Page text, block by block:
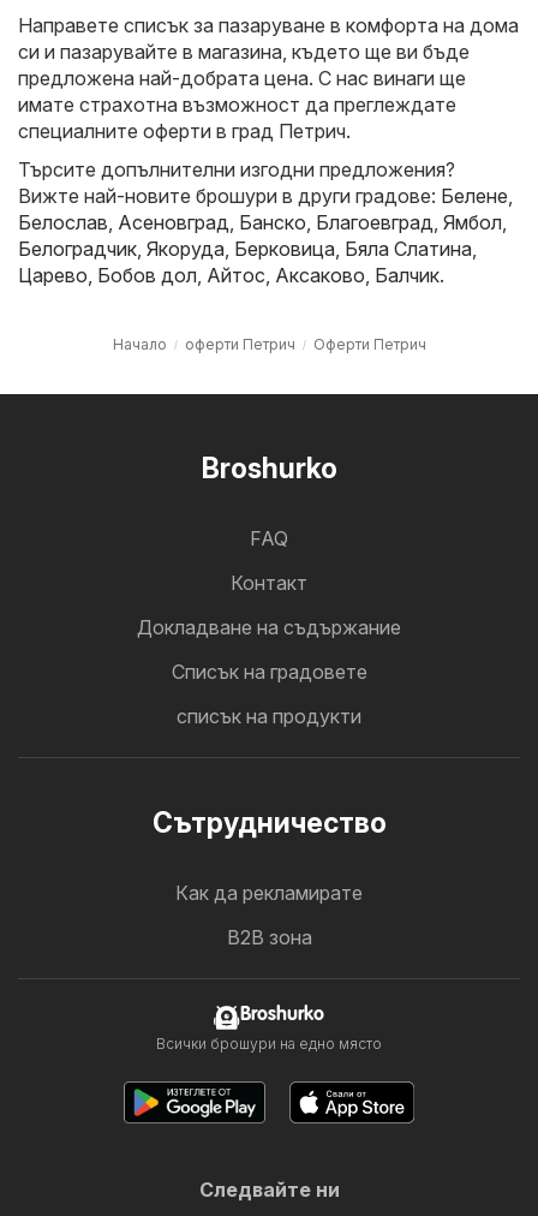
Направете списък за пазаруване в комфорта на дома
си и пазарувайте в магазина, където ще ви бъде
предложена най-добрата цена. С нас винаги ще
имате страхотна възможност да преглеждате
специалните оферти в град Петрич.
Търсите допълнителни изгодни предложения?
Вижте най-новите брошури в други градове: Белене
Белослав Асеновград Банско Благоевград Ямбол
Белоградчик Якоруда Берковица Бяла Слатина
Царево Бобов дол Айтос Аксаково Балчик.
Начало оферти Петрич Оферти Петрич
Broshurko
FAQ
Контакт
Докладване на съдържание
Cписък на градовете
списък на продукти
Cътрудничество
Как да рекламирате
B2B зона
Broshurko
Всички брошури на едно място
Следвайте ни